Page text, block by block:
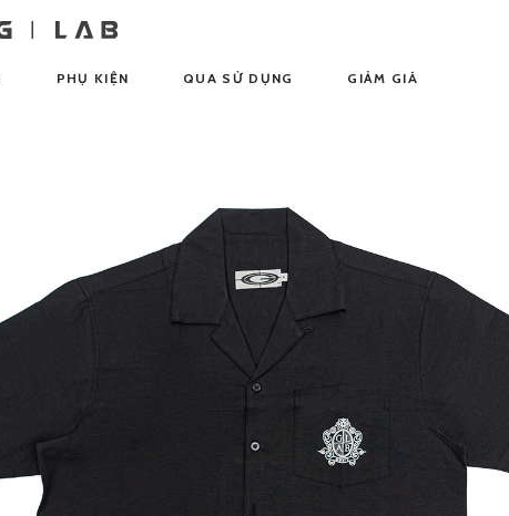
PHỤ KIỆN QUA SỬ DỤNG GIẢM GIÁ